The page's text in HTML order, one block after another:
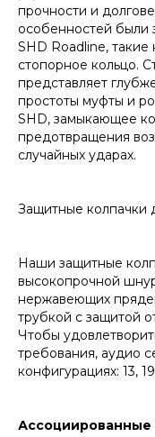
прочности и
особенностей были
SHD Roadline, такие
стопорное кольцо.
представляет
простоты муфты и
SHD, замыкающее
предотвращения
случайных ударах.
Защитные колпачки
Наши защитные
высокопрочной
нержавеющих
трубкой с защитой
Чтобы
требования, аудио
конфигурациях: 13,
Ассоциированные